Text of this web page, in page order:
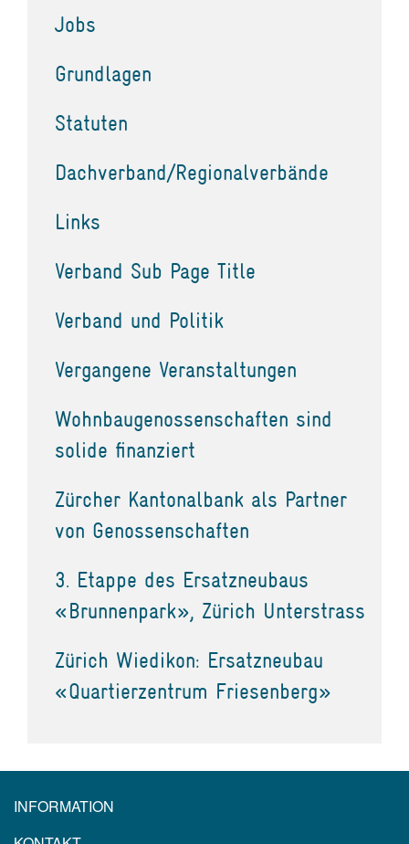
Jobs
Grundlagen
Statuten
Dachverband/Regionalverbände
Links
Verband Sub Page Title
Verband und Politik
Vergangene Veranstaltungen
Wohnbaugenossenschaften sind
solide finanziert
Zürcher Kantonalbank als Partner
von Genossenschaften
3. Etappe des Ersatzneubaus
«Brunnenpark», Zürich Unterstrass
Zürich Wiedikon: Ersatzneubau
«Quartierzentrum Friesenberg»
INFORMATION